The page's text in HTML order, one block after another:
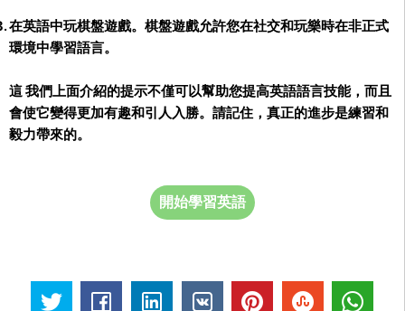
在英語中玩棋盤遊戲。 棋盤遊戲允許您在社交和玩樂時在非正式
環境中學習語言。
這 我們上面介紹的提示不僅可以幫助您提高英語語言技能，而且
會使它變得更加有趣和引人入勝。請記住，真正的進步是練習和
毅力帶來的。
開始學習英語